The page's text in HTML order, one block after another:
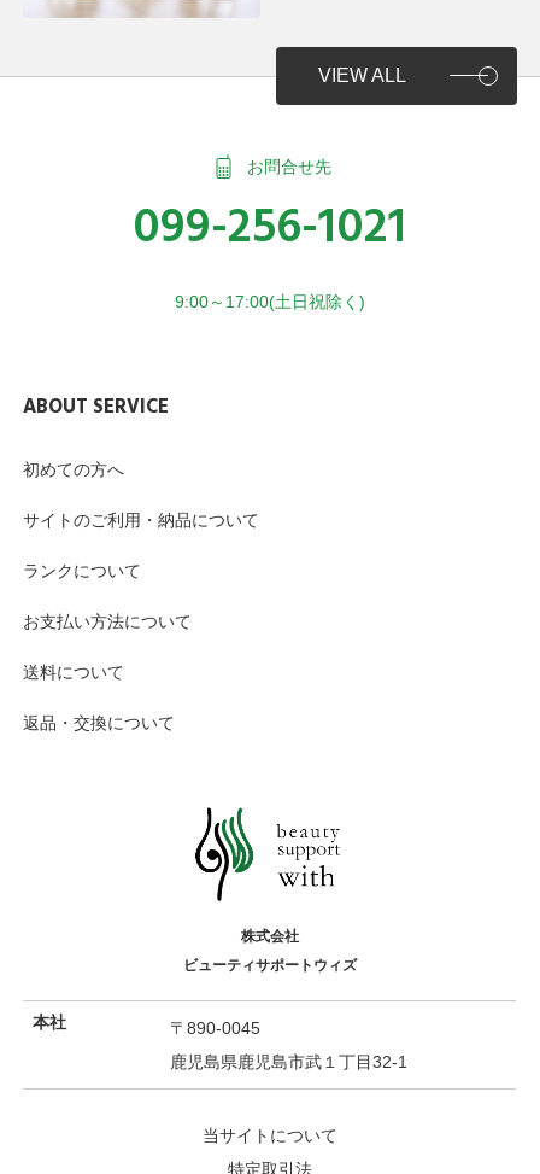
VIEW ALL
お問合せ先
099-256-1021
9:00～17:00(土日祝除く)
ABOUT SERVICE
初めての方へ
サイトのご利用・納品について
ランクについて
お支払い方法について
送料について
返品・交換について
株式会社
ビューティサポートウィズ
本社
〒890-0045
鹿児島県鹿児島市武１丁目32-1
当サイトについて
特定取引法